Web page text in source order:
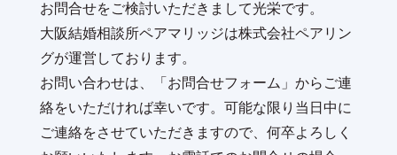
お問合せをご検討いただきまして光栄です。
大阪結婚相談所ペアマリッジは株式会社ペアリン
グが運営しております。
お問い合わせは、「お問合せフォーム」からご連
絡をいただければ幸いです。可能な限り当日中に
ご連絡をさせていただきますので、何卒よろしく